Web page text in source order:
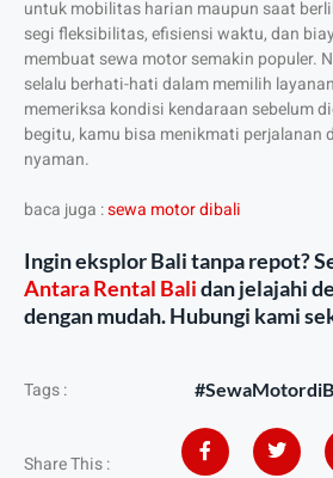
untuk mobilitas harian maupun saat
segi fleksibilitas, efisiensi waktu, dan
membuat sewa motor semakin populer.
selalu berhati-hati dalam memilih
memeriksa kondisi kendaraan sebelum
begitu, kamu bisa menikmati perjalanan
nyaman.
baca juga :sewa motor dibali
Ingin eksplor Bali tanpa repot?
Antara Rental Balidan jelajahi
dengan mudah. Hubungi kami
Tags :
Share This :